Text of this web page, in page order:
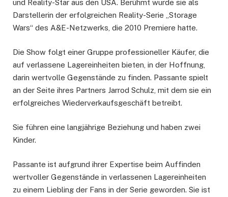
und Reality-Star aus den USA. Berühmt wurde sie als
Darstellerin der erfolgreichen Reality-Serie „Storage
Wars“ des A&E-Netzwerks, die 2010 Premiere hatte.
Die Show folgt einer Gruppe professioneller Käufer, die
auf verlassene Lagereinheiten bieten, in der Hoffnung,
darin wertvolle Gegenstände zu finden. Passante spielt
an der Seite ihres Partners Jarrod Schulz, mit dem sie ein
erfolgreiches Wiederverkaufsgeschäft betreibt.
Sie führen eine langjährige Beziehung und haben zwei
Kinder.
Passante ist aufgrund ihrer Expertise beim Auffinden
wertvoller Gegenstände in verlassenen Lagereinheiten
zu einem Liebling der Fans in der Serie geworden. Sie ist